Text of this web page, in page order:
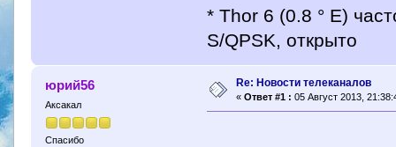
* Thor 6 (0.8 ° E)
S/QPSK, открыто
юрий56
Аксакал
Спасибо
Re: Новости телеканалов
« Ответ #1 : 05 Август 2013,